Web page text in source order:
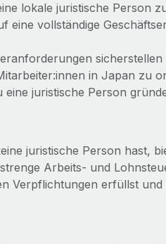
lokale juristische Person
eine vollständige
sicherstellen
in Japan zu
juristische Person
juristische Person hast,
Arbeits- und
Verpflichtungen erfüllst und